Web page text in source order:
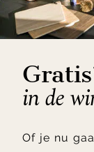
in de
Of je nu